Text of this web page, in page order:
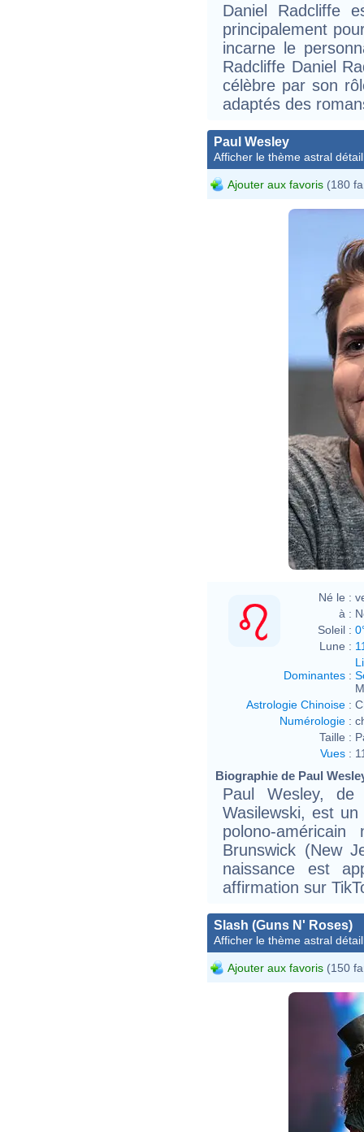
Daniel Radcliffe
principalement
incarne le
Radcliffe Daniel
célèbre par son
adaptés des
Paul Wesley
Afficher le thème astral
Ajouter aux favoris (180
Né le :
à :
Soleil :
Lune :
Dominantes :
Astrologie Chinoise :
Numérologie :
Taille :
Vues :
Biographie de Paul
Paul Wesley,
Wasilewski, est
polono-
Brunswick (New
naissance est
affirmation sur
Slash (Guns N' Roses)
Afficher le thème astral
Ajouter aux favoris (150